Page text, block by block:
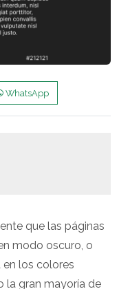
WhatsApp
que las páginas
modo oscuro, o
los colores
la gran mayoría de